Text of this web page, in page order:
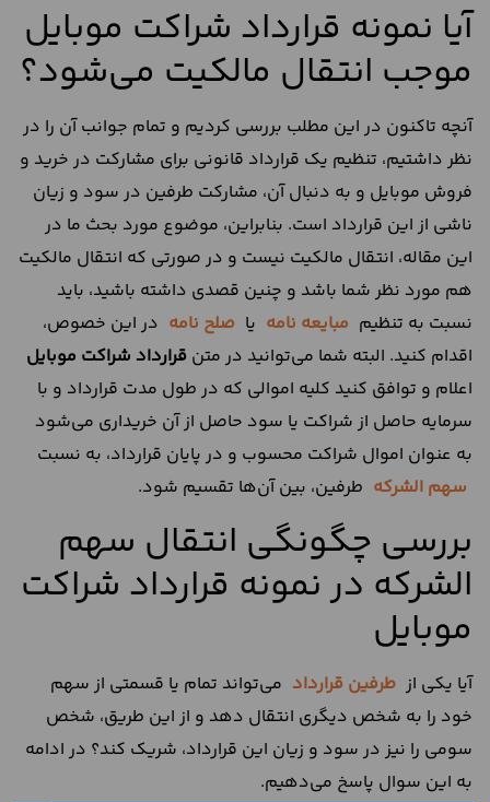
آیا نمونه قرارداد شراکت موبایل
موجب انتقال مالکیت می‌شود؟
آنچه تاکنون در این مطلب بررسی کردیم و تمام جوانب آن را در
نظر داشتیم، تنظیم یک قرارداد قانونی برای مشارکت در خرید و
فروش موبایل و به دنبال آن، مشارکت طرفین در سود و زیان
ناشی از این قرارداد است. بنابراین، موضوع مورد بحث ما در
این مقاله، انتقال مالکیت نیست و در صورتی که انتقال مالکیت
هم مورد نظر شما باشد و چنین قصدی داشته باشید، باید
نسبت به تنظیم مبایعه نامه یا صلح نامه در این خصوص،
اقدام کنید. البته شما می‌توانید در متن قرارداد شراکت موبایل
اعلام و توافق کنید کلیه اموالی که در طول مدت قرارداد و با
سرمایه حاصل از شراکت یا سود حاصل از آن خریداری می‌شود
به عنوان اموال شراکت محسوب و در پایان قرارداد، به نسبت
سهم الشرکه طرفین، بین آن‌ها تقسیم شود.
بررسی چگونگی انتقال سهم
الشرکه در نمونه قرارداد شراکت
موبایل
آیا یکی از طرفین قرارداد می‌تواند تمام یا قسمتی از سهم
خود را به شخص دیگری انتقال دهد و از این طریق، شخص
سومی را نیز در سود و زیان این قرارداد، شریک کند؟ در ادامه
به این سوال پاسخ می‌دهیم.